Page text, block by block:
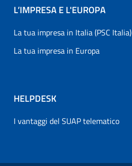
L’IMPRESA E L'EUROPA
La tua impresa in Italia (PSC Italia)
La tua impresa in Europa
HELPDESK
I vantaggi del SUAP telematico